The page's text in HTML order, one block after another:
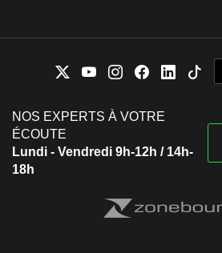
NOS EXPERTS À VOTRE
ÉCOUTE
Lundi - Vendredi 9h-12h / 14h-
18h